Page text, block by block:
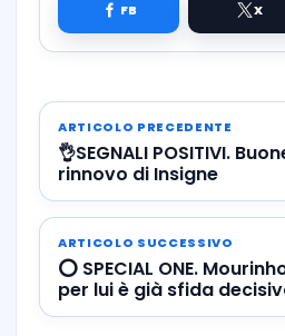
ARTICOLO PRECEDENTE
👌SEGNALI POSITIVI.
rinnovo di Insigne
ARTICOLO SUCCESSIVO
⭕️ SPECIAL ONE.
per lui è già sfida